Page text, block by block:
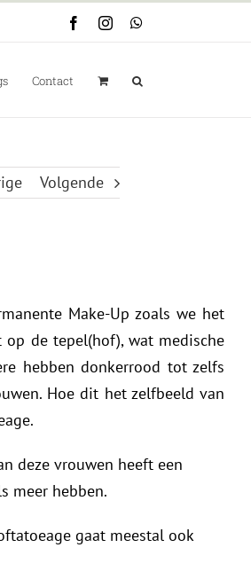
FacebookInstagramWhatsApp
Contact
Volgende
Make-Up zoals we het
de tepel(hof), wat medische
hebben donkerrood tot zelfs
Hoe dit het zelfbeeld van
deze vrouwen heeft een
meer hebben.
gaat meestal ook